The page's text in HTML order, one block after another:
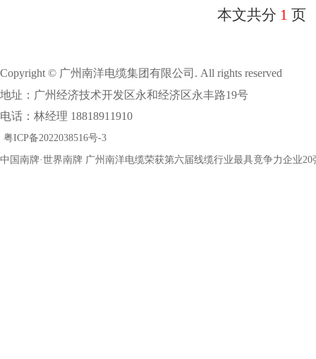
本文共分 1 页
Copyright © 广州南洋电缆集团有限公司. All rights reserved
地址：广州经济技术开发区永和经济区永丰路19号
电话：林经理 18818911910
粤ICP备2022038516号-3
中国南牌·世界南牌 广州南洋电缆荣获第六届线缆行业最具竟争力企业20